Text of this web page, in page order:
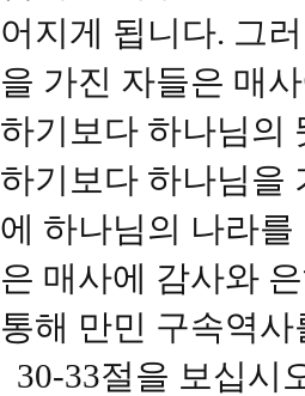
어지게 됩니다. 그
을 가진 자들은 매
하기보다 하나님의
하기보다 하나님을
에 하나님의 나라
은 매사에 감사와
통해 만민 구속역
30-33절을 보십시